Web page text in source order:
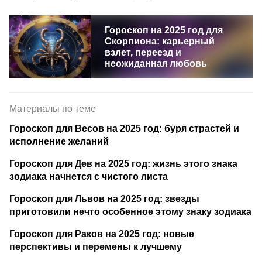
Гороскоп на 2025 год для
Скорпиона: карьерный
взлет, переезд и
неожиданная любовь
Материалы по теме
Гороскоп для Весов на 2025 год: буря страстей и
исполнение желаний
Гороскоп для Дев на 2025 год: жизнь этого знака
зодиака начнется с чистого листа
Гороскоп для Львов на 2025 год: звезды
приготовили нечто особенное этому знаку зодиака
Гороскоп для Раков на 2025 год: новые
перспективы и перемены к лучшему